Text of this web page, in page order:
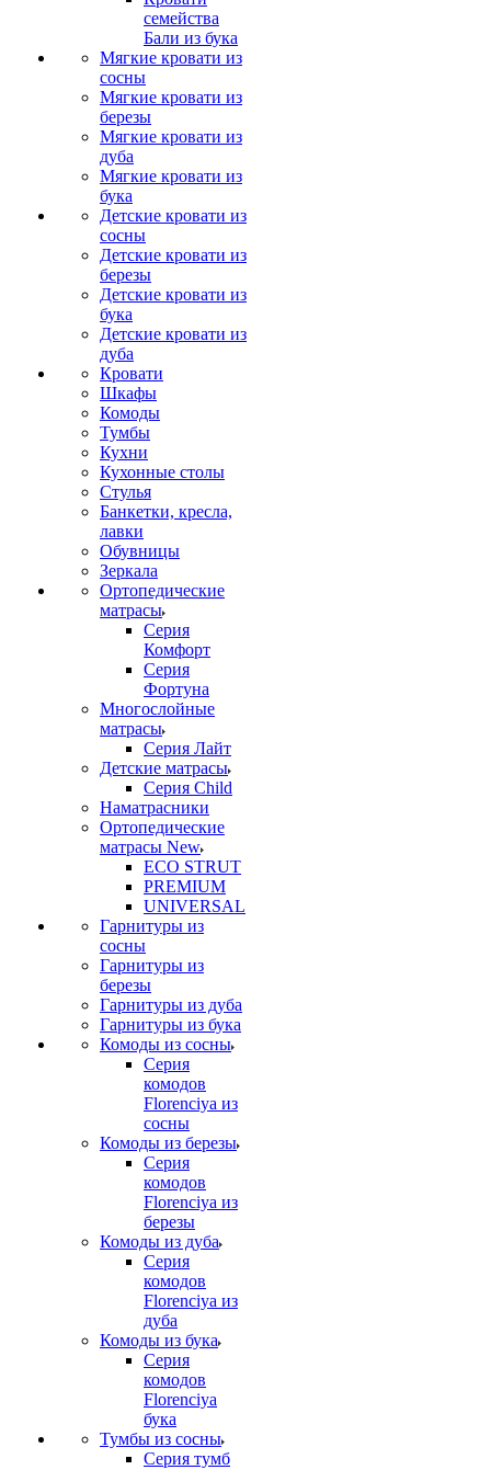
семейства
Бали из бука
Мягкие кровати из
сосны
Мягкие кровати из
березы
Мягкие кровати из
дуба
Мягкие кровати из
бука
Детские кровати из
сосны
Детские кровати из
березы
Детские кровати из
бука
Детские кровати из
дуба
Кровати
Шкафы
Комоды
Тумбы
Кухни
Кухонные столы
Стулья
Банкетки, кресла,
лавки
Обувницы
Зеркала
Ортопедические
матрасы
Серия
Комфорт
Серия
Фортуна
Многослойные
матрасы
Серия Лайт
Детские матрасы
Серия Child
Наматрасники
Ортопедические
матрасы New
ECO STRUT
PREMIUM
UNIVERSAL
Гарнитуры из
сосны
Гарнитуры из
березы
Гарнитуры из дуба
Гарнитуры из бука
Комоды из сосны
Серия
комодов
Florenciya из
сосны
Комоды из березы
Серия
комодов
Florenciya из
березы
Комоды из дуба
Серия
комодов
Florenciya из
дуба
Комоды из бука
Серия
комодов
Florenciya
бука
Тумбы из сосны
Серия тумб